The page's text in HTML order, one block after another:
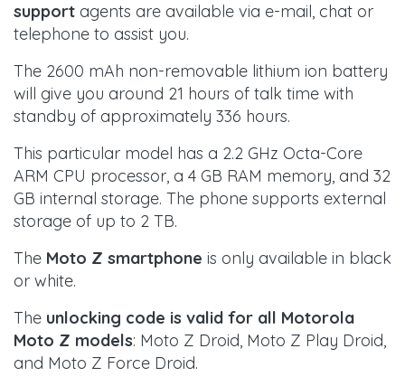
support agents are available via e-mail, chat or
telephone to assist you.
The 2600 mAh non-removable lithium ion battery
will give you around 21 hours of talk time with
standby of approximately 336 hours.
This particular model has a 2.2 GHz Octa-Core
ARM CPU processor, a 4 GB RAM memory, and 32
GB internal storage. The phone supports external
storage of up to 2 TB.
The Moto Z smartphone is only available in black
or white.
The unlocking code is valid for all Motorola
Moto Z models: Moto Z Droid, Moto Z Play Droid,
and Moto Z Force Droid.